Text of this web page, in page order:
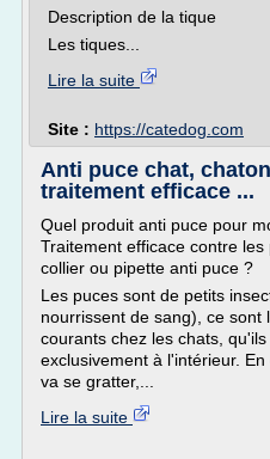
Description de la tique
Les tiques...
Lire la suite
Site : https://catedog.com
Anti puce chat,
traitement efficace ...
Quel produit anti puce pour
Traitement efficace contre
collier ou pipette anti puce ?
Les puces sont de petits
nourrissent de sang), ce sont
courants chez les chats,
exclusivement à l'intérieur.
va se gratter,...
Lire la suite